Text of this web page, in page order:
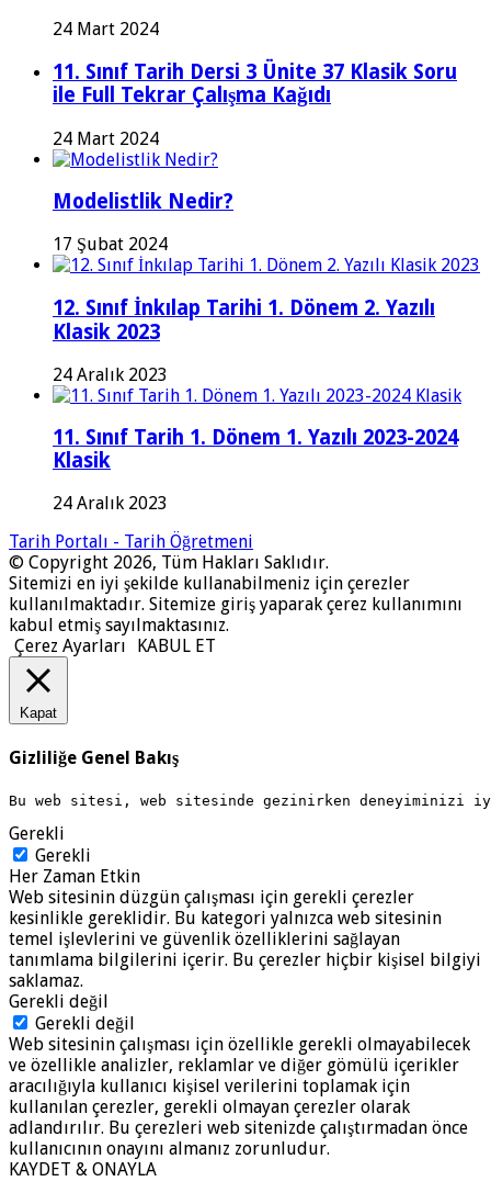
24 Mart 2024
11. Sınıf Tarih Dersi 3 Ünite 37 Klasik Soru
ile Full Tekrar Çalışma Kağıdı
24 Mart 2024
Modelistlik Nedir?
17 Şubat 2024
12. Sınıf İnkılap Tarihi 1. Dönem 2. Yazılı
Klasik 2023
24 Aralık 2023
11. Sınıf Tarih 1. Dönem 1. Yazılı 2023-2024
Klasik
24 Aralık 2023
Tarih Portalı - Tarih Öğretmeni
© Copyright 2026, Tüm Hakları Saklıdır.
Sitemizi en iyi şekilde kullanabilmeniz için çerezler
kullanılmaktadır. Sitemize giriş yaparak çerez kullanımını
kabul etmiş sayılmaktasınız.
Çerez Ayarları
KABUL ET
Kapat
Gizliliğe Genel Bakış
Bu web sitesi, web sitesinde gezinirken deneyiminizi
Gerekli
Gerekli
Her Zaman Etkin
Web sitesinin düzgün çalışması için gerekli çerezler
kesinlikle gereklidir. Bu kategori yalnızca web sitesinin
temel işlevlerini ve güvenlik özelliklerini sağlayan
tanımlama bilgilerini içerir. Bu çerezler hiçbir kişisel bilgiyi
saklamaz.
Gerekli değil
Gerekli değil
Web sitesinin çalışması için özellikle gerekli olmayabilecek
ve özellikle analizler, reklamlar ve diğer gömülü içerikler
aracılığıyla kullanıcı kişisel verilerini toplamak için
kullanılan çerezler, gerekli olmayan çerezler olarak
adlandırılır. Bu çerezleri web sitenizde çalıştırmadan önce
kullanıcının onayını almanız zorunludur.
KAYDET & ONAYLA